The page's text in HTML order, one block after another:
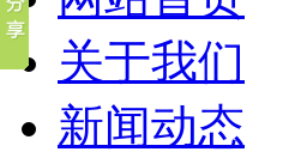
关于我们
新闻动态